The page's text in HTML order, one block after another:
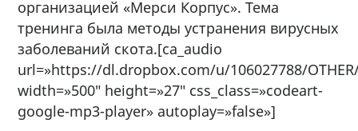
организацией «Мерси Корпус». Тема
тренинга была методы устранения вирусных
заболеваний скота.[ca_audio
url=»https://dl.dropbox.com/u/106027788/
width=»500″ height=»27″ css_class=»codeart-
google-mp3-player» autoplay=»false»]